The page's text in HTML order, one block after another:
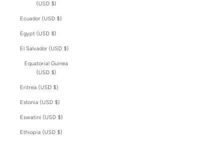
(USD $)
Ecuador (USD $)
Egypt (USD $)
El Salvador (USD $)
Equatorial Guinea
(USD $)
Eritrea (USD $)
Estonia (USD $)
Eswatini (USD $)
Ethiopia (USD $)